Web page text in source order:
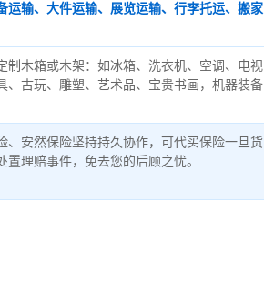
运输、大件运输、展览运输、行李托运、搬家
制木箱或木架：如冰箱、洗衣机、空调、电视
、古玩、雕塑、艺术品、宝贵书画，机器装备
、安然保险坚持持久协作，可代买保险一旦货
理赔事件，免去您的后顾之忧。